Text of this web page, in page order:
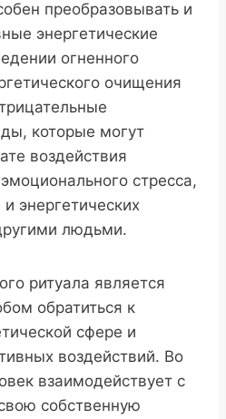
преобразовывать и
энергетические
огненного
очищения
которые могут
воздействия
стресса,
энергетических
людьми.
ритуала является
обратиться к
сфере и
воздействий. Во
взаимодействует с
собственную